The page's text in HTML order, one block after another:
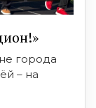
города
– на